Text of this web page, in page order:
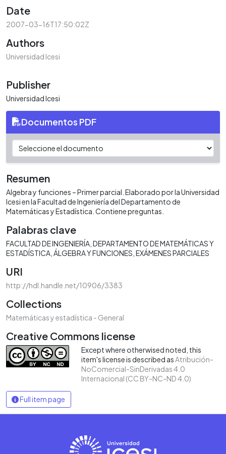
Date
2007-03-16T17:50:02Z
Authors
Universidad Icesi
Publisher
Universidad Icesi
Documentos PDF
Resumen
Algebra y funciones – Primer parcial. Elaborado por la Universidad
Icesi en la Facultad de Ingeniería del Departamento de
Matemáticas y Estadística. Contiene preguntas.
Palabras clave
FACULTAD DE INGENIERÍA DEPARTAMENTO DE MATEMÁTICAS Y
ESTADÍSTICA ÁLGEBRA Y FUNCIONES EXÁMENES PARCIALES
URI
http://hdl.handle.net/10906/3383
Collections
Matemáticas y estadística - General
Creative Commons license
Except where otherwised noted, this
item's license is described asAtribución-
NoComercial-SinDerivadas 4.0
Internacional (CC BY-NC-ND 4.0)
Full item page